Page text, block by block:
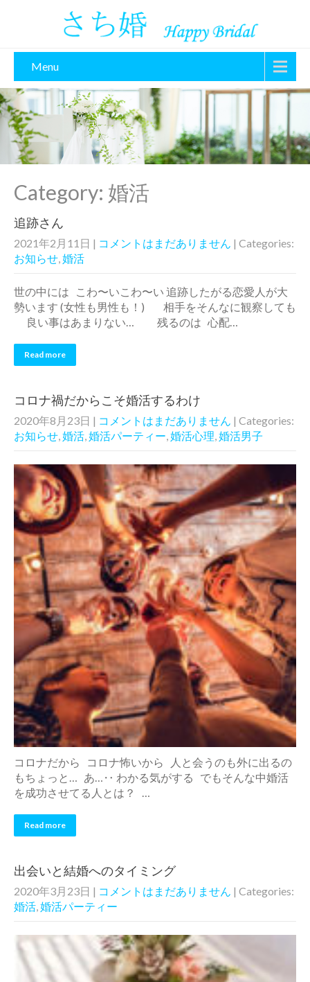
Menu
Category: 婚活
追跡さん
2021年2月11日 | コメントはまだありません | Categories:
お知らせ,婚活
世の中には こわ〜いこわ〜い 追跡したがる恋愛人が大
勢います (女性も男性も！) 相手をそんなに観察しても
良い事はあまりない… 残るのは 心配…
Read more
コロナ禍だからこそ婚活するわけ
2020年8月23日 | コメントはまだありません | Categories:
お知らせ,婚活,婚活パーティー,婚活心理,婚活男子
コロナだから コロナ怖いから 人と会うのも外に出るの
もちょっと… あ…‥ わかる気がする でもそんな中婚活
を成功させてる人とは？ …
Read more
出会いと結婚へのタイミング
2020年3月23日 | コメントはまだありません | Categories:
婚活,婚活パーティー